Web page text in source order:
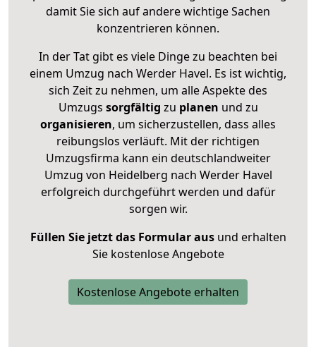
damit Sie sich auf andere wichtige Sachen
konzentrieren können.
In der Tat gibt es viele Dinge zu beachten bei
einem Umzug nach Werder Havel. Es ist wichtig,
sich Zeit zu nehmen, um alle Aspekte des
Umzugs sorgfältig zu planen und zu
organisieren, um sicherzustellen, dass alles
reibungslos verläuft. Mit der richtigen
Umzugsfirma kann ein deutschlandweiter
Umzug von Heidelberg nach Werder Havel
erfolgreich durchgeführt werden und dafür
sorgen wir.
Füllen Sie jetzt das Formular ausund erhalten
Sie kostenlose Angebote
Kostenlose Angebote erhalten